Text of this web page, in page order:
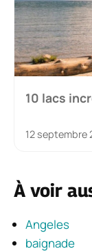
10 lacs
12 septembre
À voir
Angeles
baignade